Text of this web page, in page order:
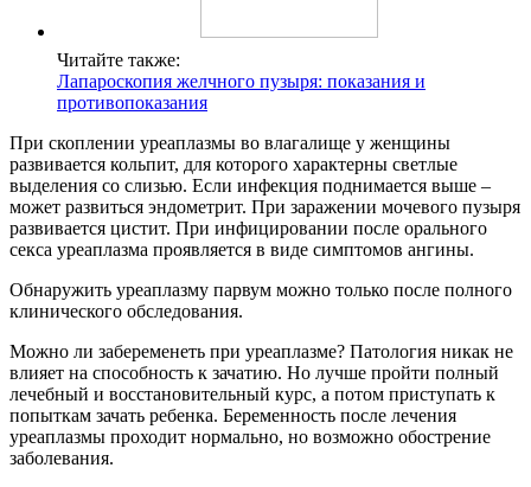
Читайте также:
Лапароскопия желчного пузыря: показания и
противопоказания
При скоплении уреаплазмы во влагалище у женщины
развивается кольпит, для которого характерны светлые
выделения со слизью. Если инфекция поднимается выше –
может развиться эндометрит. При заражении мочевого пузыря
развивается цистит. При инфицировании после орального
секса уреаплазма проявляется в виде симптомов ангины.
Обнаружить уреаплазму парвум можно только после полного
клинического обследования.
Можно ли забеременеть при уреаплазме? Патология никак не
влияет на способность к зачатию. Но лучше пройти полный
лечебный и восстановительный курс, а потом приступать к
попыткам зачать ребенка. Беременность после лечения
уреаплазмы проходит нормально, но возможно обострение
заболевания.